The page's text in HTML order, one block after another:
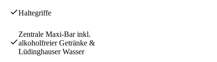
Haltegriffe
Zentrale Maxi-Bar inkl.
alkoholfreier Getränke &
Lüdinghauser Wasser